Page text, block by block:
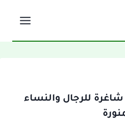
للرجال والنساء